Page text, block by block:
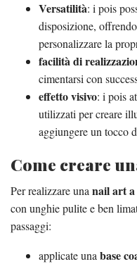
Versatilità: i pois
disposizione,
personalizzare la
facilità di
cimentarsi con
effetto visivo: i pois
utilizzati per creare
aggiungere un tocco
Come creare
Per realizzare una nail art a
con unghie pulite e ben
passaggi:
applicate una base